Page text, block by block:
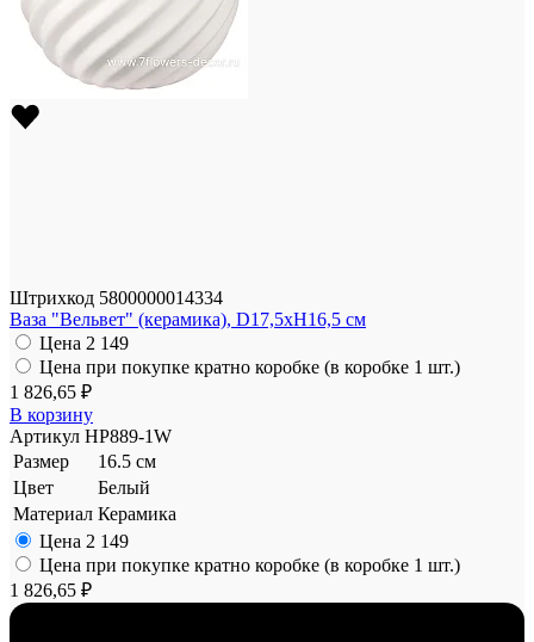
Штрихкод 5800000014334
Ваза "Вельвет" (керамика), D17,5xH16,5 см
Цена 2 149
Цена при покупке кратно коробке (в коробке 1 шт.)
1 826,65 ₽
В корзину
Артикул HP889-1W
Размер
16.5 см
Цвет
Белый
Материал Керамика
Цена 2 149
Цена при покупке кратно коробке (в коробке 1 шт.)
1 826,65 ₽